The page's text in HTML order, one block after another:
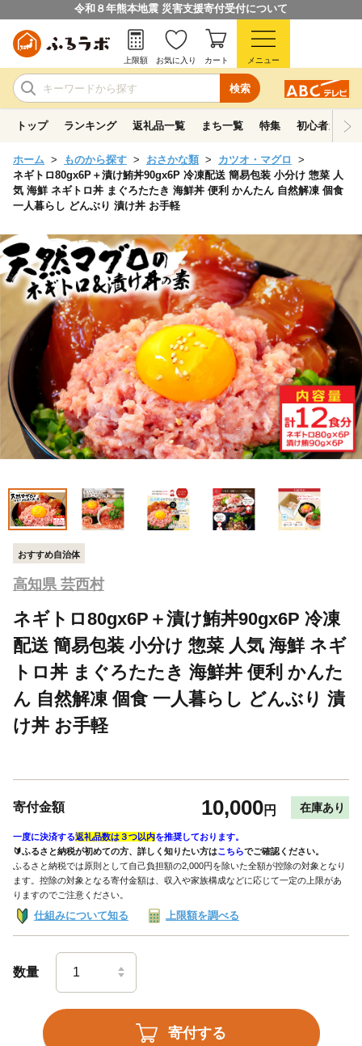
令和８年熊本地震 災害支援寄付受付について
検索
上限額 お気に入り カート メニュー
トップ ランキング 返礼品一覧 まち一覧 特集 初心者ガイド
ホーム ものから探す おさかな類
カツオ・マグロ
ネギトロ80gx6P＋漬け鮪丼90gx6P 冷凍配送 簡易包装 小分け 惣菜 人
気 海鮮 ネギトロ丼 まぐろたたき 海鮮丼 便利 かんたん 自然解凍 個食
一人暮らし どんぶり 漬け丼 お手軽
おすすめ自治体
高知県 芸西村
ネギトロ80gx6P＋漬け鮪丼90gx6P 冷凍
配送 簡易包装 小分け 惣菜 人気 海鮮 ネギ
トロ丼 まぐろたたき 海鮮丼 便利 かんた
ん 自然解凍 個食 一人暮らし どんぶり 漬
け丼 お手軽
寄付金額 10,000円 在庫あり
一度に決済する返礼品数は３つ以内を推奨しております。
🔰ふるさと納税が初めての方、詳しく知りたい方はこちらでご確認ください。
ふるさと納税では原則として自己負担額の2,000円を除いた全額が控除の対象となり
ます。控除の対象となる寄付金額は、収入や家族構成などに応じて一定の上限があ
りますのでご注意ください。
仕組みについて知る 上限額を調べる
数量
寄付する